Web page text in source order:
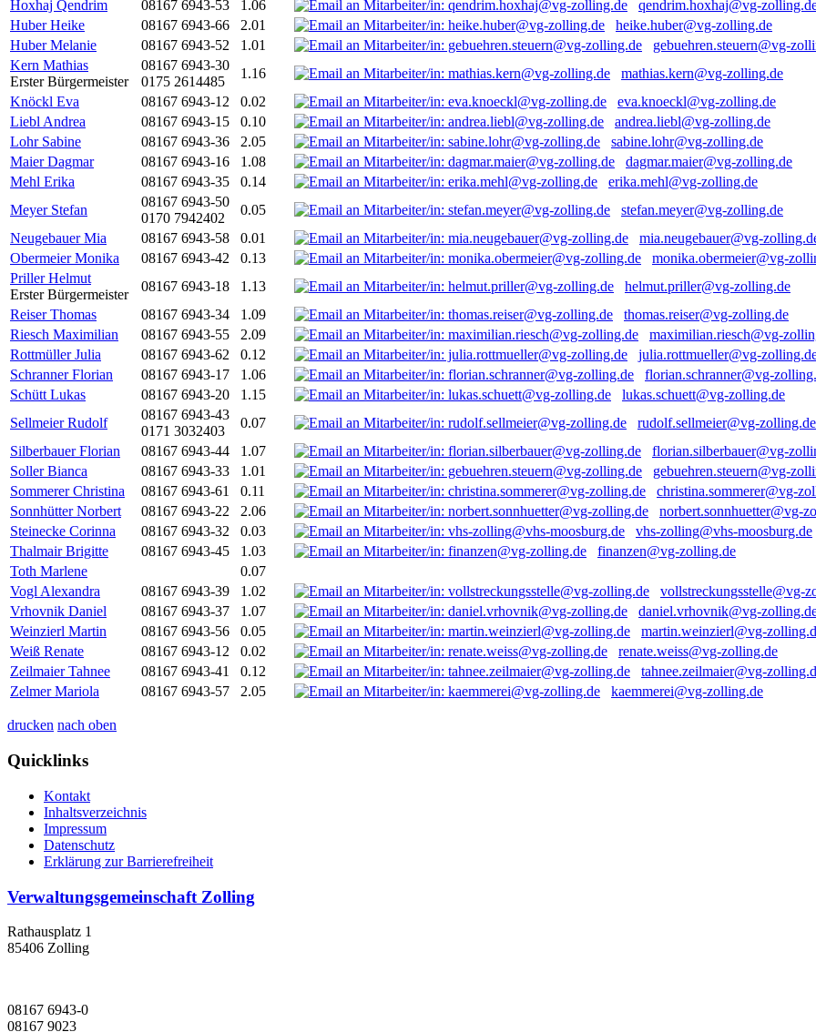
Hoxhaj Qendrim
08167 6943-53 1.06
qendrim.hoxhaj@vg-
Huber Heike
08167 6943-66 2.01
heike.huber@vg-zolling.de
Huber Melanie
08167 6943-52 1.01
gebuehren.steuern@vg-
Kern Mathias
Erster Bürgermeister
08167 6943-30
0175 2614485
1.16
mathias.kern@vg-zolling.de
Knöckl Eva
08167 6943-12 0.02
eva.knoeckl@vg-zolling.de
Liebl Andrea
08167 6943-15 0.10
andrea.liebl@vg-zolling.de
Lohr Sabine
08167 6943-36 2.05
sabine.lohr@vg-zolling.de
Maier Dagmar
08167 6943-16 1.08
dagmar.maier@vg-zolling.de
Mehl Erika
08167 6943-35 0.14
erika.mehl@vg-zolling.de
Meyer Stefan
08167 6943-50
0170 7942402
0.05
stefan.meyer@vg-zolling.de
Neugebauer Mia
08167 6943-58 0.01
mia.neugebauer@vg-
Obermeier Monika
08167 6943-42 0.13
monika.obermeier@vg-
Priller Helmut
Erster Bürgermeister
08167 6943-18 1.13
helmut.priller@vg-zolling.de
Reiser Thomas
08167 6943-34 1.09
thomas.reiser@vg-zolling.de
Riesch Maximilian
08167 6943-55 2.09
maximilian.riesch@vg-
Rottmüller Julia
08167 6943-62 0.12
julia.rottmueller@vg-
Schranner Florian
08167 6943-17 1.06
florian.schranner@vg-
Schütt Lukas
08167 6943-20 1.15
lukas.schuett@vg-zolling.de
Sellmeier Rudolf
08167 6943-43
0171 3032403
0.07
rudolf.sellmeier@vg-zolling.de
Silberbauer Florian
08167 6943-44 1.07
florian.silberbauer@vg-
Soller Bianca
08167 6943-33 1.01
gebuehren.steuern@vg-
Sommerer Christina
08167 6943-61 0.11
christina.sommerer@vg-
Sonnhütter Norbert
08167 6943-22 2.06
norbert.sonnhuetter@vg-
Steinecke Corinna
08167 6943-32 0.03
vhs-zolling@vhs-moosburg.de
Thalmair Brigitte
08167 6943-45 1.03
finanzen@vg-zolling.de
Toth Marlene
0.07
Vogl Alexandra
08167 6943-39 1.02
vollstreckungsstelle@vg-
Vrhovnik Daniel
08167 6943-37 1.07
daniel.vrhovnik@vg-
Weinzierl Martin
08167 6943-56 0.05
martin.weinzierl@vg-
Weiß Renate
08167 6943-12 0.02
renate.weiss@vg-zolling.de
Zeilmaier Tahnee
08167 6943-41 0.12
tahnee.zeilmaier@vg-
Zelmer Mariola
08167 6943-57 2.05 kaemmerei@vg-zolling.de
drucken nach oben
Quicklinks
Kontakt
Inhaltsverzeichnis
Impressum
Datenschutz
Erklärung zur Barrierefreiheit
Verwaltungsgemeinschaft Zolling
Rathausplatz 1
85406 Zolling
08167 6943-0
08167 9023